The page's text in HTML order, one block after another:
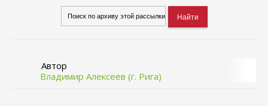
Автор
Владимир Алексеев (г. Рига)